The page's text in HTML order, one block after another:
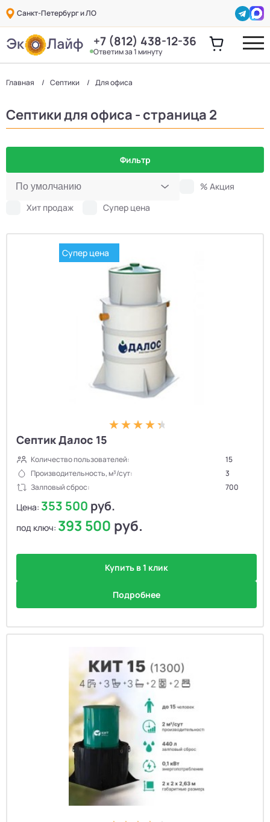
Санкт-Петербург и ЛО
+7 (812) 438-12-36
Ответим за 1 минуту
Главная Септики Для офиса
Септики для офиса - страница 2
Фильтр
% Акция
Хит продаж
Супер цена
Супер цена
Септик Далос 15
Количество пользователей:
15
Производительность, м³/сут:
3
Залповый сброс:
700
Цена: 353 500 руб.
под ключ: 393 500 руб.
Купить в 1 клик
Подробнее